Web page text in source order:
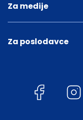
Za medije
Za poslodavce